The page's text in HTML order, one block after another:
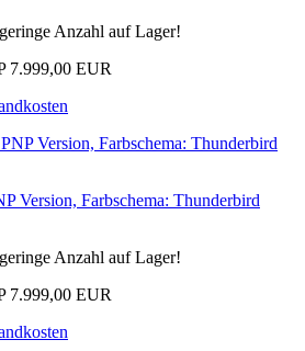
7.999,00 EUR
Version, Farbschema: Thunderbird
7.999,00 EUR